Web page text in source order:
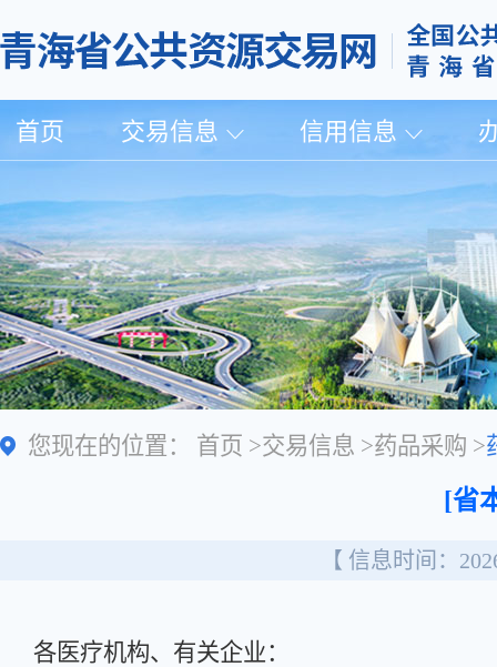
首页 交易信息 信用信息
您现在的位置： 首页 >交易信息 >药品采购 >
[省
【 信息时间：
各医疗机构、有关企业：